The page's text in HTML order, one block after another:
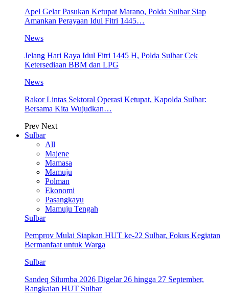
Apel Gelar Pasukan Ketupat Marano, Polda Sulbar Siap
Amankan Perayaan Idul Fitri 1445…
News
Jelang Hari Raya Idul Fitri 1445 H, Polda Sulbar Cek
Ketersediaan BBM dan LPG
News
Rakor Lintas Sektoral Operasi Ketupat, Kapolda Sulbar:
Bersama Kita Wujudkan…
Prev Next
Sulbar
All
Majene
Mamasa
Mamuju
Polman
Ekonomi
Pasangkayu
Mamuju Tengah
Sulbar
Pemprov Mulai Siapkan HUT ke-22 Sulbar, Fokus Kegiatan
Bermanfaat untuk Warga
Sulbar
Sandeq Silumba 2026 Digelar 26 hingga 27 September,
Rangkaian HUT Sulbar